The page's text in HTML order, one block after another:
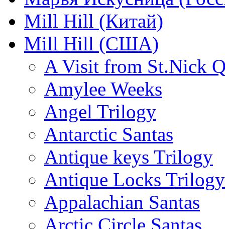
Mill Hill (Китай)
Mill Hill (США)
A Visit from St.Nick
Amylee Weeks
Angel Trilogy
Antarctic Santas
Antique keys Trilogy
Antique Locks Trilogy
Appalachian Santas